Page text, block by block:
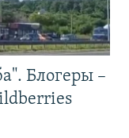
Блогеры –